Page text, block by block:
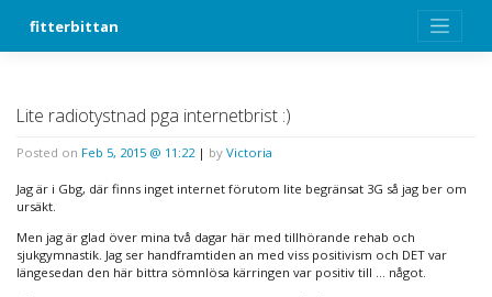
fitterbittan
Lite radiotystnad pga internetbrist :)
Posted on Feb 5, 2015 @ 11:22| by Victoria
Jag är i Gbg, där finns inget internet förutom lite begränsat 3G så jag ber om
ursäkt.
Men jag är glad över mina två dagar här med tillhörande rehab och
sjukgymnastik. Jag ser handframtiden an med viss positivism och DET var
längesedan den här bittra sömnlösa kärringen var positiv till … något.